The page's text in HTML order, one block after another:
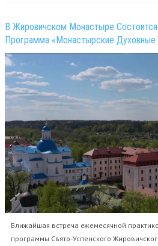
В Жировичском Монастыре
Программа «Монастырские
Ближайшая встреча ежемесячной
программы Свято-Успенского